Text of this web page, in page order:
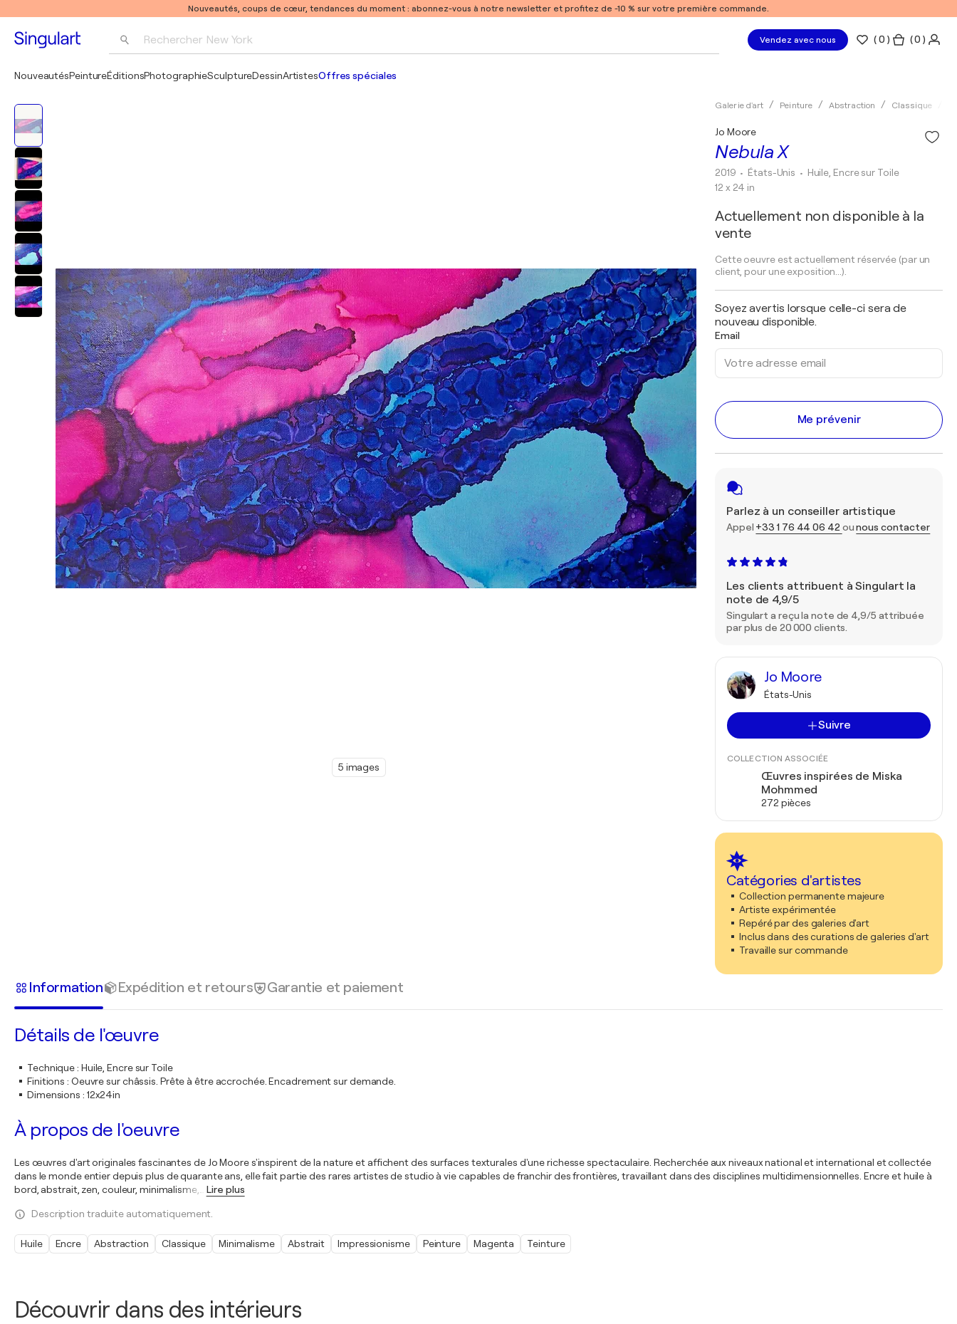
Nouveautés, coups de cœur, tendances du moment : abonnez-vous à notre newsletter et profitez de -10 % sur votre première commande.
Rechercher New York Vendez avec nous (0 ) ( 0 )
NouveautésPeintureÉditionsPhotographieSculptureDessinArtistesOffres spéciales
5 images
Galerie d'art Peinture Abstraction Classique
Nebula X
Jo Moore
2019 • États-Unis • Huile, Encre sur Toile
12 x 24 in
Actuellement non disponible à la
vente
Cette oeuvre est actuellement réservée (par un
client, pour une exposition...).
Soyez avertis lorsque celle-ci sera de
nouveau disponible.
Email
Me prévenir
Parlez à un conseiller artistique
Appel +33 1 76 44 06 42 ounous contacter
Les clients attribuent à Singulart la
note de 4,9/5
Singulart a reçu la note de 4,9/5 attribuée
par plus de 20 000 clients.
Jo Moore
États-Unis
Suivre
COLLECTION ASSOCIÉE
Œuvres inspirées de Miska
Mohmmed
272 pièces
Catégories d'artistes
Collection permanente majeure
Artiste expérimentée
Repéré par des galeries d'art
Inclus dans des curations de galeries d'art
Travaille sur commande
Découvrir dans des intérieurs
Information Expédition et retours Garantie et paiement
Détails de l'œuvre
Technique: Huile, Encre sur Toile
Finitions : Oeuvre sur châssis. Prête à être accrochée. Encadrement sur demande.
Dimensions : 12x24in
À propos de l'oeuvre
Les œuvres d'art originales fascinantes de Jo Moore s'inspirent de la nature et affichent des surfaces texturales d'une richesse spectaculaire. Recherchée aux niveaux national et international et collectée
dans le monde entier depuis plus de quarante ans, elle fait partie des rares artistes de studio à vie capables de franchir des frontières, travaillant dans des disciplines multidimensionnelles. Encre et huile à
bord, abstrait, zen, couleur, minimalisme,
Lire plus
Description traduite automatiquement.
Huile Encre Abstraction Classique Minimalisme Abstrait Impressionisme Peinture Magenta Teinture